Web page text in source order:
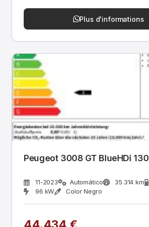
Plus d'informations
Peugeot 3008 GT BlueHDi 130
11-2023 Automático 35.314 km
96 kW
Color Negro